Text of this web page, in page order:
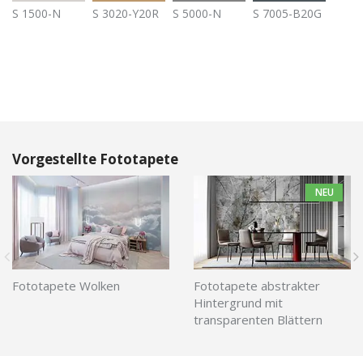
S 1500-N S 3020-Y20R S 5000-N S 7005-B20G
Vorgestellte Fototapete
Fototapete Wolken
NEU
Fototapete abstrakter
Hintergrund mit
transparenten Blättern